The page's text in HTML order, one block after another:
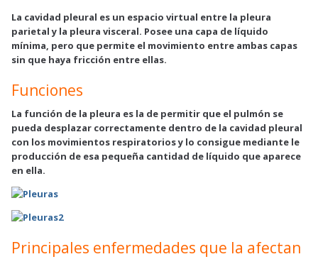
o
k
p
p
La cavidad pleural es un espacio virtual entre la pleura
parietal y la pleura visceral. Posee una capa de líquido
mínima, pero que permite el movimiento entre ambas capas
sin que haya fricción entre ellas.
Funciones
La función de la pleura es la de permitir que el pulmón se
pueda desplazar correctamente dentro de la cavidad pleural
con los movimientos respiratorios y lo consigue mediante le
producción de esa pequeña cantidad de líquido que aparece
en ella.
Principales enfermedades que la afectan